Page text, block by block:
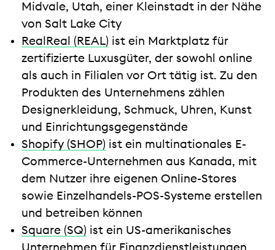
Midvale, Utah, einer Kleinstadt in der Nähe
von Salt Lake City
RealReal (REAL) ist ein Marktplatz für
zertifizierte Luxusgüter, der sowohl online
als auch in Filialen vor Ort tätig ist. Zu den
Produkten des Unternehmens zählen
Designerkleidung, Schmuck, Uhren, Kunst
und Einrichtungsgegenstände
Shopify (SHOP) ist ein multinationales E-
Commerce-Unternehmen aus Kanada, mit
dem Nutzer ihre eigenen Online-Stores
sowie Einzelhandels-POS-Systeme erstellen
und betreiben können
Square (SQ) ist ein US-amerikanisches